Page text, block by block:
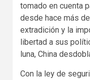
tomado en cuenta
desde hace más
extradición y la
libertad a sus
luna, China
Con la ley de